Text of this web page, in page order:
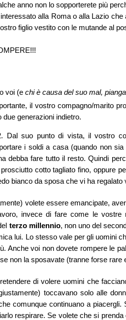
anno non lo sopporterete più
alla Roma o alla Lazio
figlio vestito con le mutande al
voi (e chi è causa del suo mal,
il vostro compagno/marito
due generazioni indietro.
Dal suo punto di vista, il vostro
i soldi a casa (quando non
debba fare tutto il resto. Quindi
cotto tagliato fino, oppure
bianco da sposa che vi ha regalato
volete essere emancipate,
invece di fare come le vostre
terzo millennio, non uno del
lui. Lo stesso vale per gli uomini
Anche voi non dovete rompere le
non la sposavate (tranne forse rare
di volere uomini che
toccavano solo alle
comunque continuano a piacergli.
respirare. Se volete che si